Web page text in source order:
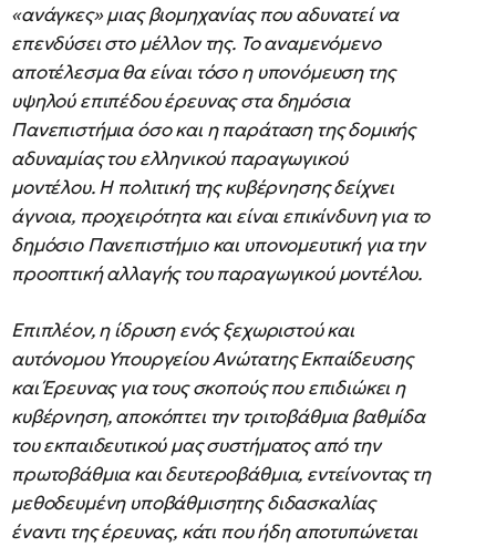
«ανάγκες» μιας βιομηχανίας που αδυνατεί να
επενδύσει στο μέλλον της. Το αναμενόμενο
αποτέλεσμα θα είναι τόσο η υπονόμευση της
υψηλού επιπέδου έρευνας στα δημόσια
Πανεπιστήμια όσο και η παράταση της δομικής
αδυναμίας του ελληνικού παραγωγικού
μοντέλου. Η πολιτική της κυβέρνησης δείχνει
άγνοια, προχειρότητα και είναι επικίνδυνη για το
δημόσιο Πανεπιστήμιο και υπονομευτική για την
προοπτική αλλαγής του παραγωγικού μοντέλου.
Επιπλέον, η ίδρυση ενός ξεχωριστού και
αυτόνομου Υπουργείου Ανώτατης Εκπαίδευσης
και Έρευνας για τους σκοπούς που επιδιώκει η
κυβέρνηση, αποκόπτει την τριτοβάθμια βαθμίδα
του εκπαιδευτικού μας συστήματος από την
πρωτοβάθμια και δευτεροβάθμια, εντείνοντας τη
μεθοδευμένη υποβάθμισητης διδασκαλίας
έναντι της έρευνας, κάτι που ήδη αποτυπώνεται